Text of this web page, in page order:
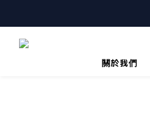
關於我們